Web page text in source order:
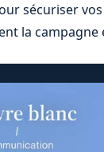
sécuriser
la campagne